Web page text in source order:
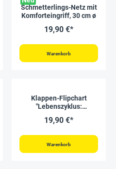
Schmetterlings-Netz mit
Komforteingriff, 30 cm ø
19,90 €*
Warenkorb
Klappen-Flipchart
"Lebenszyklus:
Co."
19,90 €*
Warenkorb